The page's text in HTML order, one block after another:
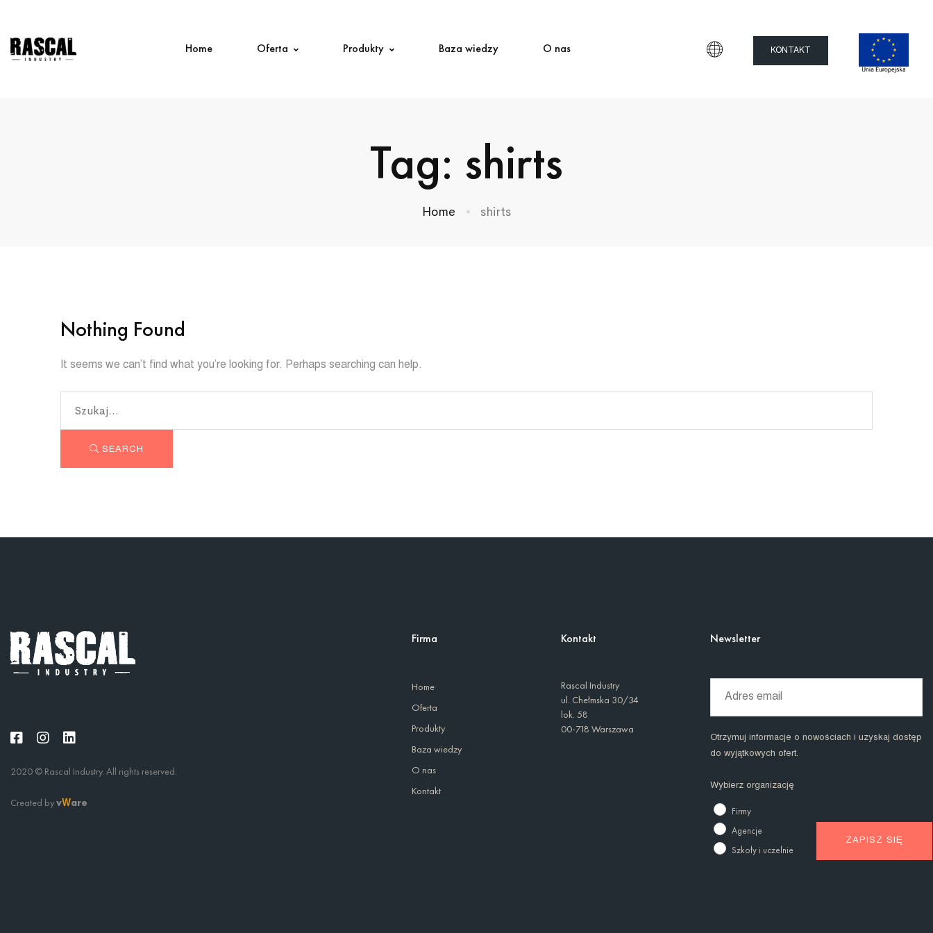
Home Oferta Produkty Baza wiedzy O nas KONTAKT
Tag: shirts
Home shirts
Nothing Found
It seems we can’t find what you’re looking for. Perhaps searching can help.
SEARCH
2020 © Rascal Industry. All rights reserved.
Created byvWare
Firma
Home
Oferta
Produkty
Baza wiedzy
O nas
Kontakt
Kontakt
Rascal Industry
ul. Chełmska 30/34
lok. 58
00-718 Warszawa
Newsletter
Otrzymuj informacje o nowościach i uzyskaj dostęp
do wyjątkowych ofert.
Wybierz organizację
Firmy
Agencje
Szkoły i uczelnie